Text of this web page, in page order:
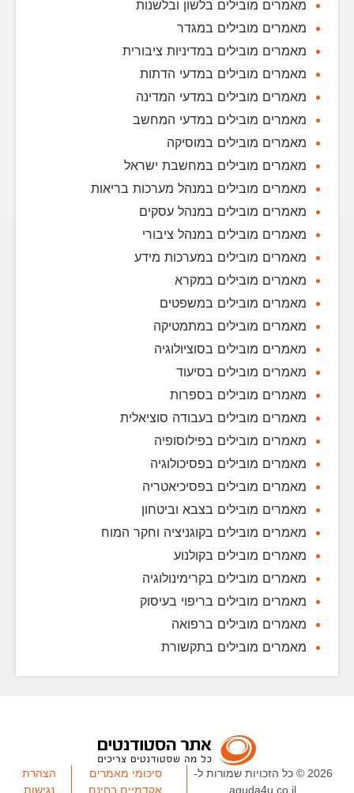
מאמרים מובילים בלשון ובלשנות
מאמרים מובילים במגדר
מאמרים מובילים במדיניות ציבורית
מאמרים מובילים במדעי הדתות
מאמרים מובילים במדעי המדינה
מאמרים מובילים במדעי המחשב
מאמרים מובילים במוסיקה
מאמרים מובילים במחשבת ישראל
מאמרים מובילים במנהל מערכות בריאות
מאמרים מובילים במנהל עסקים
מאמרים מובילים במנהל ציבורי
מאמרים מובילים במערכות מידע
מאמרים מובילים במקרא
מאמרים מובילים במשפטים
מאמרים מובילים במתמטיקה
מאמרים מובילים בסוציולוגיה
מאמרים מובילים בסיעוד
מאמרים מובילים בספרות
מאמרים מובילים בעבודה סוציאלית
מאמרים מובילים בפילוסופיה
מאמרים מובילים בפסיכולוגיה
מאמרים מובילים בפסיכיאטריה
מאמרים מובילים בצבא וביטחון
מאמרים מובילים בקוגניציה וחקר המוח
מאמרים מובילים בקולנוע
מאמרים מובילים בקרימינולוגיה
מאמרים מובילים בריפוי בעיסוק
מאמרים מובילים ברפואה
מאמרים מובילים בתקשורת
2026 © כל הזכויות שמורות ל-
aguda4u.co.il
סיכומי מאמרים
אקדמיים בחינם
הצהרת
נגישות